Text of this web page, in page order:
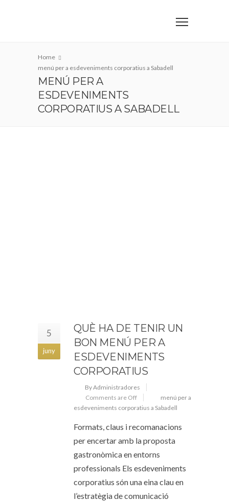
Home
menú per a esdeveniments corporatius a Sabadell
MENÚ PER A
ESDEVENIMENTS
CORPORATIUS A SABADELL
5
juny
QUÈ HA DE TENIR UN
BON MENÚ PER A
ESDEVENIMENTS
CORPORATIUS
By Administradores
Comments are Off
menú per a
esdeveniments corporatius a Sabadell
Formats, claus i recomanacions
per encertar amb la proposta
gastronòmica en entorns
professionals Els esdeveniments
corporatius són una eina clau en
l’estratègia de comunicació